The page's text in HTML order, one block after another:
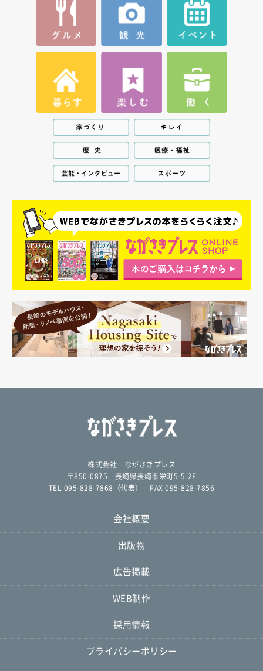
株式会社 ながさきプレス
〒850-0875 長崎県長崎市栄町5-5-2F
TEL 095-828-7868（代表） FAX 095-828-7856
会社概要
出版物
広告掲載
WEB制作
採用情報
プライバシーポリシー